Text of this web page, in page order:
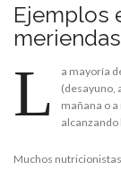
Ejemplos
L
a mayoría
(desayuno,
mañana o a
alcanzando
Muchos